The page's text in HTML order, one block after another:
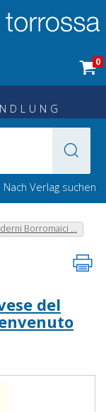
0
Nach Verlag suchen
Borromaici ...
del